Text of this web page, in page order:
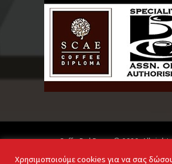
Caffe Del Doge © 2020. All
Χρησιμοποιούμε cookies για να σας